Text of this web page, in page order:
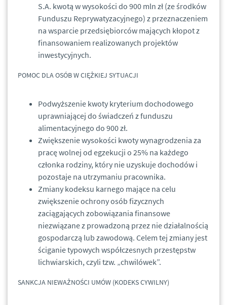
S.A. kwotą w wysokości do 900 mln zł (ze środków
Funduszu Reprywatyzacyjnego) z przeznaczeniem
na wsparcie przedsiębiorców mających kłopot z
finansowaniem realizowanych projektów
inwestycyjnych.
POMOC DLA OSÓB W CIĘŻKIEJ SYTUACJI
Podwyższenie kwoty kryterium dochodowego
uprawniającej do świadczeń z funduszu
alimentacyjnego do 900 zł.
Zwiększenie wysokości kwoty wynagrodzenia za
pracę wolnej od egzekucji o 25% na każdego
członka rodziny, który nie uzyskuje dochodów i
pozostaje na utrzymaniu pracownika.
Zmiany kodeksu karnego mające na celu
zwiększenie ochrony osób fizycznych
zaciągających zobowiązania finansowe
niezwiązane z prowadzoną przez nie działalnością
gospodarczą lub zawodową. Celem tej zmiany jest
ściganie typowych współczesnych przestępstw
lichwiarskich, czyli tzw. „chwilówek”.
SANKCJA NIEWAŻNOŚCI UMÓW (KODEKS CYWILNY)